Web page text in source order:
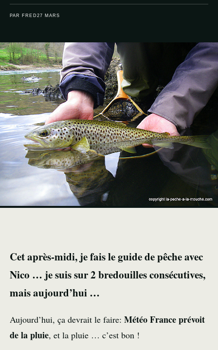
PAR FRED 27 MARS
Cet après-midi, je fais le guide de pêche avec
Nico … je suis sur 2 bredouilles consécutives,
mais aujourd’hui …
Aujourd’hui, ça devrait le faire: Météo France prévoit
de la pluie, et la pluie … c’est bon !